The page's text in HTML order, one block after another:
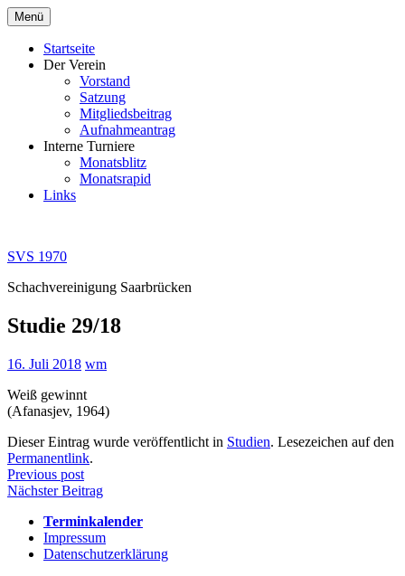
Zum
Inhalt
springen
Menü
Startseite
Der Verein
Vorstand
Satzung
Mitgliedsbeitrag
Aufnahmeantrag
Interne Turniere
Monatsblitz
Monatsrapid
Links
SVS 1970
Schachvereinigung Saarbrücken
Studie 29/18
16. Juli 2018 wm
Weiß gewinnt
(Afanasjev, 1964)
Dieser Eintrag wurde veröffentlicht in Studien. Lesezeichen auf den
Permanentlink.
Beitragsnavigation
Previous post
Nächster Beitrag
Terminkalender
Impressum
Datenschutzerklärung